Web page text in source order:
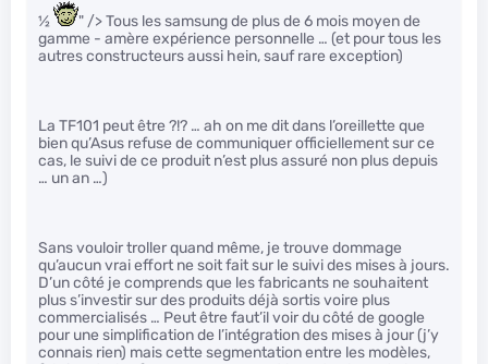
1⁄2
" /> Tous les samsung de plus de 6 mois moyen de
gamme - amère expérience personnelle … (et pour tous les
autres constructeurs aussi hein, sauf rare exception)
La TF101 peut être ?!? … ah on me dit dans l’oreillette que
bien qu’Asus refuse de communiquer officiellement sur ce
cas, le suivi de ce produit n’est plus assuré non plus depuis
… un an …)
Sans vouloir troller quand même, je trouve dommage
qu’aucun vrai effort ne soit fait sur le suivi des mises à jours.
D’un côté je comprends que les fabricants ne souhaitent
plus s’investir sur des produits déjà sortis voire plus
commercialisés … Peut être faut’il voir du côté de google
pour une simplification de l’intégration des mises à jour (j’y
connais rien) mais cette segmentation entre les modèles,